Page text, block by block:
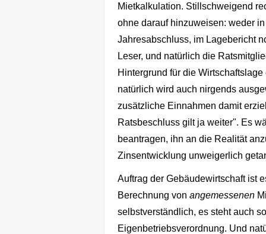
Mietkalkulation. Stillschweigend
ohne darauf hinzuweisen: weder
Jahresabschluss, im Lagebericht
Leser, und natürlich die
Hintergrund für die
natürlich wird auch nirgends
zusätzliche Einnahmen damit
Ratsbeschluss gilt ja weiter". Es
beantragen, ihn an die Realität
Zinsentwicklung unweigerlich
Auftrag der Gebäudewirtschaft ist
Berechnung von angemessenen
selbstverständlich, es steht auch
Eigenbetriebsverordnung. Und